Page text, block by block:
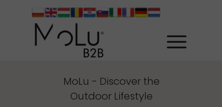
MoLu - Discover the
Outdoor Lifestyle